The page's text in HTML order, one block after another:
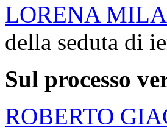
LORENA
della seduta di
Sul processo
ROBERTO